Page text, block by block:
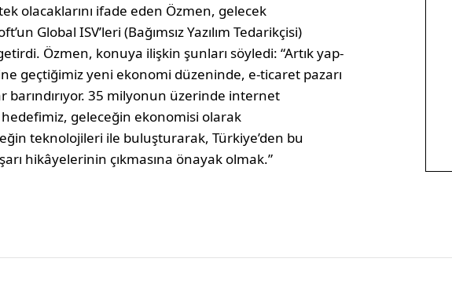
olacaklarını ifade eden Özmen, gelecek
Global ISV’leri (Bağımsız Yazılım Tedarikçisi)
Özmen, konuya ilişkin şunları söyledi: “Artık yap-
geçtiğimiz yeni ekonomi düzeninde, e-ticaret pazarı
barındırıyor. 35 milyonun üzerinde internet
hedefimiz, geleceğin ekonomisi olarak
teknolojileri ile buluşturarak, Türkiye’den bu
hikâyelerinin çıkmasına önayak olmak.”